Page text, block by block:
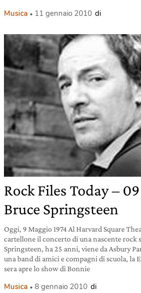
Musica 11 gennaio 2010 di
Rock Files Today –
Bruce Springsteen
Oggi, 9 Maggio 1974 Al Harvard Square
cartellone il concerto di una nascente rock
Springsteen, ha 25 anni, viene da Asbury
una band di amici e compagni di scuola, la
sera apre lo show di Bonnie
Musica 8 gennaio 2010 di